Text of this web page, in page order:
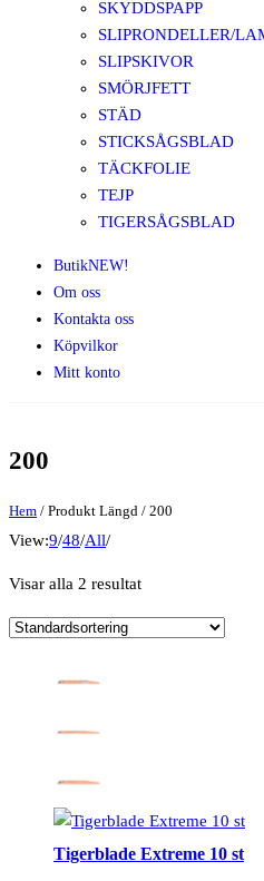
SKYDDSPAPP
SLIPRONDELLER/
SLIPSKIVOR
SMÖRJFETT
STÄD
STICKSÅGSBLAD
TÄCKFOLIE
TEJP
TIGERSÅGSBLAD
ButikNEW!
Om oss
Kontakta oss
Köpvilkor
Mitt konto
200
Hem / Produkt Längd / 200
View:9/48/All/
Visar alla 2 resultat
Tigerblade Extreme 10 st